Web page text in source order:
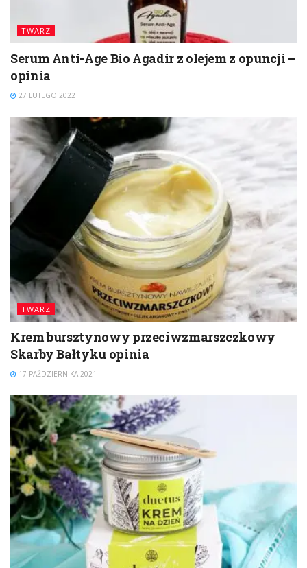
TWARZ
Serum Anti-Age Bio Agadir z olejem z opuncji –
opinia
27 LUTEGO 2022
TWARZ
Krem bursztynowy przeciwzmarszczkowy
Skarby Bałtyku opinia
17 PAŹDZIERNIKA 2021